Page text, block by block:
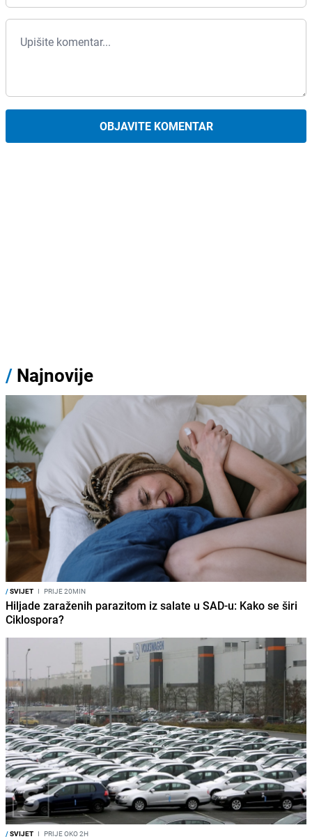
OBJAVITE KOMENTAR
/ Najnovije
/SVIJET I PRIJE 20MIN
Hiljade zaraženih parazitom iz salate u SAD-u: Kako se širi
Ciklospora?
/SVIJET I PRIJE OKO 2H